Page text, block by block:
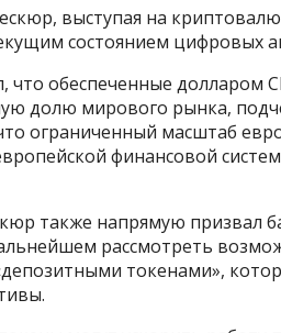
выступая на
состоянием цифровых
обеспеченные долларом
долю мирового рынка,
ограниченный масштаб
финансовой
также напрямую призвал
рассмотреть
токенами»,